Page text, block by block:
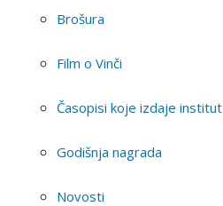
Brošura
Film o Vinči
Časopisi koje izdaje institut
Godišnja nagrada
Novosti